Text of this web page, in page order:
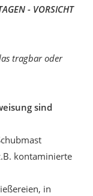
- VORSICHT
tragbar oder
sind
kontaminierte
in